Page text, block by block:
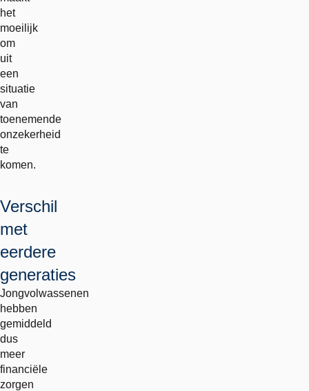
het
moeilijk
om
uit
een
situatie
van
toenemende
onzekerheid
te
komen.
Verschil
met
eerdere
generaties
Jongvolwassenen
hebben
gemiddeld
dus
meer
financiële
zorgen